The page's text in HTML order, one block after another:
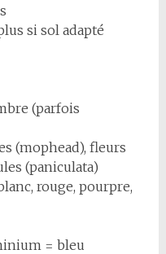
si sol adapté
(parfois
(mophead), fleurs
(paniculata)
rouge, pourpre,
= bleu